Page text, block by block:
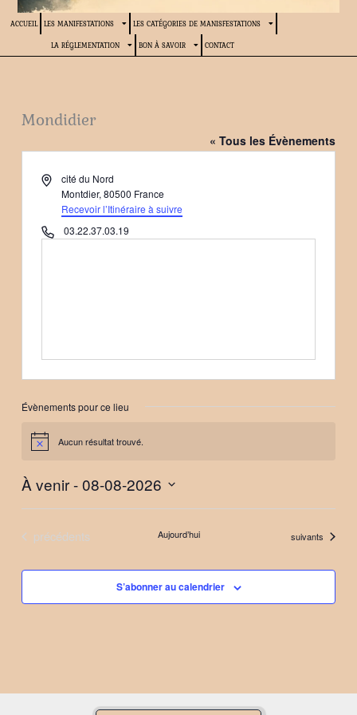
ACCUEIL LES MANIFESTATIONS LES CATÉGORIES DE MANISFESTATIONS
LA RÉGLEMENTATION BON À SAVOIR CONTACT
Mondidier
« Tous les Évènements
Adressecité du Nord
Montdier, 80500 France
Recevoir l’Itinéraire à suivre
Téléphone03.22.37.03.19
Évènements pour ce lieu
Notice Aucun résultat trouvé.
À venir - 08-08-2026
Sélectionnez
date.Évènements
précédents Aujourd’hui Évènements
suivants
S’abonner au calendrier